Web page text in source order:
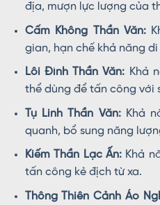
địa, mượn lực lượng của
Cấm Không Thần Văn:
gian, hạn chế khả năng
Lôi Đình Thần Văn: Khả
thể dùng để tấn công với
Tụ Linh Thần Văn:Khả
quanh, bổ sung năng
Kiếm Thần Lạc Ấn:Khả
tấn công kẻ địch từ xa.
Thông Thiên Cảnh Áo